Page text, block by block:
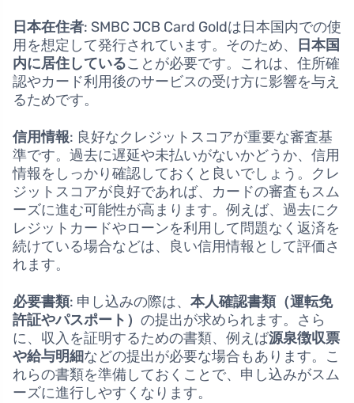
日本在住者: SMBC JCB Card Goldは日本国内での使
用を想定して発行されています。そのため、
日本国
内に居住していることが必要です。これは、住所確
認やカード利用後のサービスの受け方に影響を与え
るためです。
信用情報: 良好なクレジットスコアが重要な審査基
準です。過去に遅延や未払いがないかどうか、信用
情報をしっかり確認しておくと良いでしょう。クレ
ジットスコアが良好であれば、カードの審査もスム
ーズに進む可能性が高まります。例えば、過去にク
レジットカードやローンを利用して問題なく返済を
続けている場合などは、良い信用情報として評価さ
れます。
必要書類: 申し込みの際は、 本人確認書類（運転免
許証やパスポート） の提出が求められます。さら
に、収入を証明するための書類、例えば源泉徴収票
や給与明細などの提出が必要な場合もあります。こ
れらの書類を準備しておくことで、申し込みがスム
ーズに進行しやすくなります。